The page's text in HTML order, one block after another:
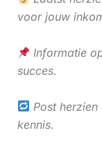
voor jouw
Informatie
succes.
Post
kennis.